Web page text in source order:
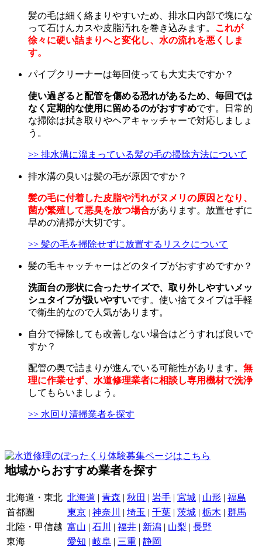
髪の毛は細く絡まりやすいため、排水口内部で塊にな
って石けんカスや皮脂汚れを巻き込みます。 これが
徐々に硬い詰まりへと変化し、水の流れを悪くしま
す。
パイプクリーナーは毎回使っても大丈夫ですか？
使い過ぎると配管を傷める恐れがあるため、毎回では
なく定期的な使用に留めるのがおすすめです。日常的
な掃除は拭き取りやヘアキャッチャーで対応しましょ
う。
>> 排水溝に溜まっている髪の毛の掃除方法について
排水溝の臭いは髪の毛が原因ですか？
髪の毛に付着した皮脂や汚れがヌメリの原因となり、
菌が繁殖して悪臭を放つ場合があります。放置せずに
早めの清掃が大切です。
>> 髪の毛を掃除せずに放置するリスクについて
髪の毛キャッチャーはどのタイプがおすすめですか？
洗面台の形状に合ったサイズで、取り外しやすいメッ
シュタイプが扱いやすいです。使い捨てタイプは手軽
で衛生的なので人気があります。
自分で掃除しても改善しない場合はどうすれば良いで
すか？
配管の奥で詰まりが進んでいる可能性があります。 無
理に作業せず、水道修理業者に相談し専用機材で洗浄
してもらいましょう。
>> 水回り清掃業者を探す
地域からおすすめ業者を探す
北海道・東北 北海道 | 青森 | 秋田 | 岩手 | 宮城 | 山形 | 福島
首都圏
東京 | 神奈川 | 埼玉 | 千葉 | 茨城 | 栃木 | 群馬
北陸・甲信越 富山 | 石川 | 福井 | 新潟 | 山梨 | 長野
東海
愛知 | 岐阜 | 三重 | 静岡